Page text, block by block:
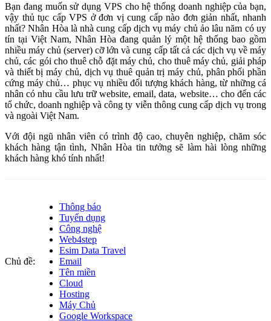
Bạn đang muốn sử dụng VPS cho hệ thống doanh nghiệp của bạn,
vậy thủ tục cấp VPS ở đơn vị cung cấp nào đơn giản nhất, nhanh
nhất? Nhân Hòa là nhà cung cấp dịch vụ máy chủ ảo lâu năm có uy
tín tại Việt Nam, Nhân Hòa đang quản lý một hệ thống bao gồm
nhiều máy chủ (server) cỡ lớn và cung cấp tất cả các dịch vụ về máy
chủ, các gói cho thuê chỗ đặt máy chủ, cho thuê máy chủ, giải pháp
và thiết bị máy chủ, dịch vụ thuê quản trị máy chủ, phân phối phần
cứng máy chủ… phục vụ nhiều đối tượng khách hàng, từ những cá
nhân có nhu cầu lưu trữ website, email, data, website… cho đến các
tổ chức, doanh nghiệp và công ty viễn thông cung cấp dịch vụ trong
và ngoài Việt Nam.
Với đội ngũ nhân viên có trình độ cao, chuyên nghiệp, chăm sóc
khách hàng tận tình, Nhân Hòa tin tưởng sẽ làm hài lòng những
khách hàng khó tính nhất!
Chủ đề:
Thông báo
Tuyển dụng
Công nghệ
Web4step
Esim Data Travel
Email
Tên miền
Cloud
Hosting
Máy Chủ
Google Workspace